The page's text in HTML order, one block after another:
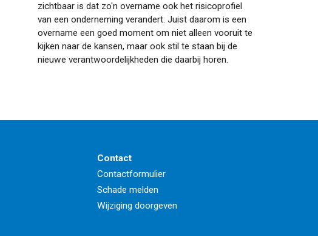
zichtbaar is dat zo'n overname ook het risicoprofiel
van een onderneming verandert. Juist daarom is een
overname een goed moment om niet alleen vooruit te
kijken naar de kansen, maar ook stil te staan bij de
nieuwe verantwoordelijkheden die daarbij horen.
Contact
Contactformulier
Schade melden
Wijziging doorgeven